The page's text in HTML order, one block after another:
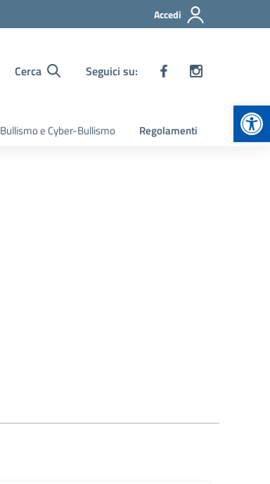
Accedi
Cerca Seguici su:
Bullismo e Cyber-Bullismo Regolamenti